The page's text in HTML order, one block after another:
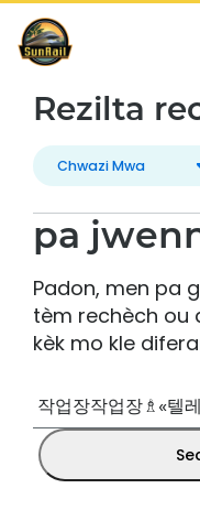
Ale
nan
kontni
Rezilta
pa
Padon, men pa
tèm rechèch ou
kèk mo kle
Rechèch